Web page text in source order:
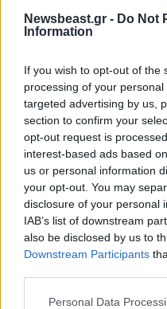
Newsbeast.gr - Do Not
Information
If you wish to opt-out of the
processing of your
targeted advertising by us,
section to confirm your
opt-out request is
interest-based ads based
us or personal information
your opt-out. You may
disclosure of your personal
IAB’s list of downstream
also be disclosed by us to
Downstream Participants
Please note that this
Personal Data
ΜΗΤΣΣΣΣΣ
να τους παει. βγηκαν
απο 2 χρονια
Απαντήστε